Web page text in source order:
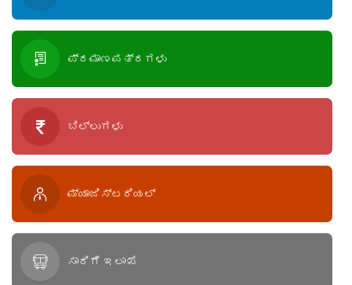
ಪ್ರಮಾಣಪತ್ರಗಳು
ಬಿಲ್ಲುಗಳು
ಮ್ಯಾಜಿಸ್ಟರಿಯಲ್
ಸಾರಿಗೆ ಇಲಾಖೆ